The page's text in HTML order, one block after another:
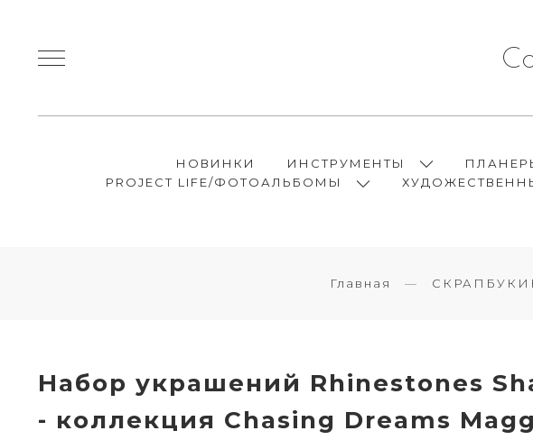
НОВИНКИ ИНСТРУМЕНТЫ
PROJECT LIFE/ФОТОАЛЬБОМЫ
Главная
Набор украшений Rhinestones
- коллекция Chasing Dreams